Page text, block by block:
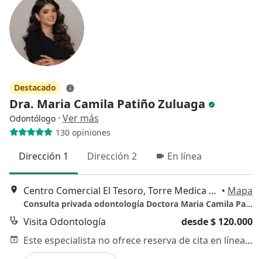
Destacado
Dra. Maria Camila Patiño Zuluaga
Odontólogo · Ver más
130 opiniones
Dirección 1 Dirección 2 En línea
Centro Comercial El Tesoro, Torre Medica 2, Piso 11, Consultorio 1152 , Medellín, Colombia, Medellín • Mapa
Consulta privada odontología Doctora Maria Camila Patiño / Estética y Salud Dental
Visita Odontología
desde $ 120.000
Este especialista no ofrece reserva de cita en línea en esta dirección.